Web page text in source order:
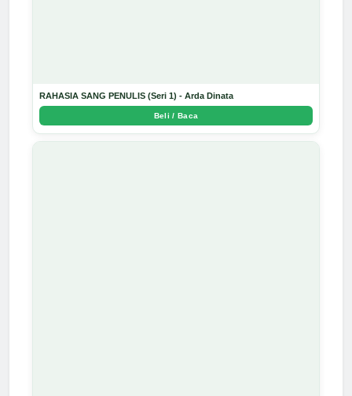
RAHASIA SANG PENULIS (Seri 1) - Arda Dinata
Beli / Baca